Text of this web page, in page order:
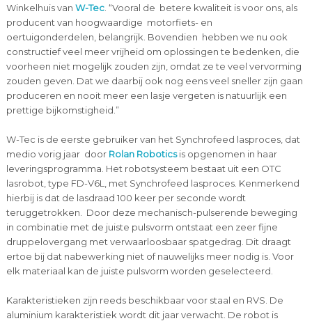
Winkelhuis van W-Tec. “Vooral de betere kwaliteit is voor ons, als
producent van hoogwaardige motorfiets- en
oertuigonderdelen, belangrijk. Bovendien hebben we nu ook
constructief veel meer vrijheid om oplossingen te bedenken, die
voorheen niet mogelijk zouden zijn, omdat ze te veel vervorming
zouden geven. Dat we daarbij ook nog eens veel sneller zijn gaan
produceren en nooit meer een lasje vergeten is natuurlijk een
prettige bijkomstigheid.”
W-Tec is de eerste gebruiker van het Synchrofeed lasproces, dat
medio vorig jaar door Rolan Robotics is opgenomen in haar
leveringsprogramma. Het robotsysteem bestaat uit een OTC
lasrobot, type FD-V6L, met Synchrofeed lasproces. Kenmerkend
hierbij is dat de lasdraad 100 keer per seconde wordt
teruggetrokken. Door deze mechanisch-pulserende beweging
in combinatie met de juiste pulsvorm ontstaat een zeer fijne
druppelovergang met verwaarloosbaar spatgedrag. Dit draagt
ertoe bij dat nabewerking niet of nauwelijks meer nodig is. Voor
elk materiaal kan de juiste pulsvorm worden geselecteerd.
Karakteristieken zijn reeds beschikbaar voor staal en RVS. De
aluminium karakteristiek wordt dit jaar verwacht. De robot is